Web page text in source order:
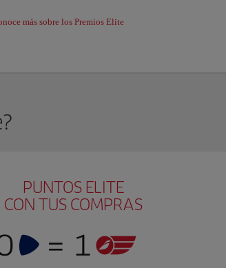
más sobre los Premios Elite
PUNTOS ELITE
CON TUS COMPRAS